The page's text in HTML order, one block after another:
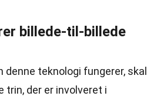
billede-til-billede
denne teknologi fungerer, skal
trin, der er involveret i